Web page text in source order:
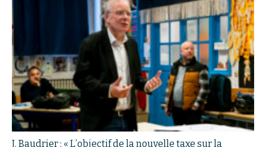
J. Baudrier : « L’objectif de la nouvelle taxe sur la